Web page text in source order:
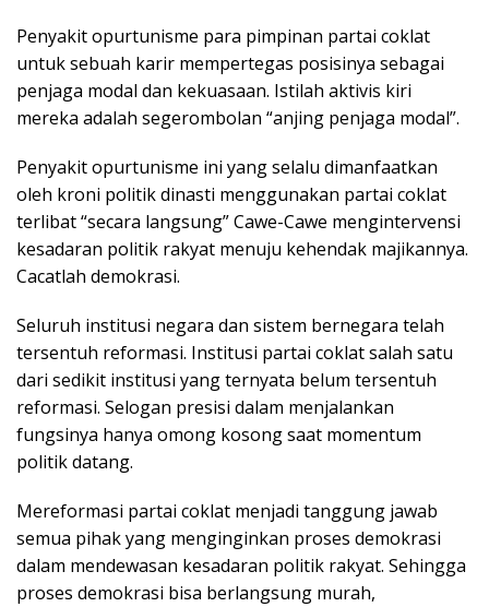
Penyakit opurtunisme para pimpinan partai coklat
untuk sebuah karir mempertegas posisinya sebagai
penjaga modal dan kekuasaan. Istilah aktivis kiri
mereka adalah segerombolan “anjing penjaga modal”.
Penyakit opurtunisme ini yang selalu dimanfaatkan
oleh kroni politik dinasti menggunakan partai coklat
terlibat “secara langsung” Cawe-Cawe mengintervensi
kesadaran politik rakyat menuju kehendak majikannya.
Cacatlah demokrasi.
Seluruh institusi negara dan sistem bernegara telah
tersentuh reformasi. Institusi partai coklat salah satu
dari sedikit institusi yang ternyata belum tersentuh
reformasi. Selogan presisi dalam menjalankan
fungsinya hanya omong kosong saat momentum
politik datang.
Mereformasi partai coklat menjadi tanggung jawab
semua pihak yang menginginkan proses demokrasi
dalam mendewasan kesadaran politik rakyat. Sehingga
proses demokrasi bisa berlangsung murah,